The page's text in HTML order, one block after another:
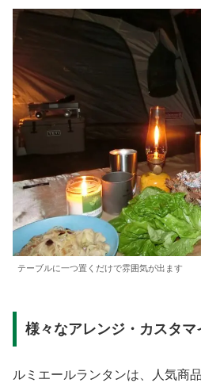
テーブルに一つ置くだけで雰囲気が出ます
様々なアレンジ・カスタマ
ルミエールランタンは、人気商